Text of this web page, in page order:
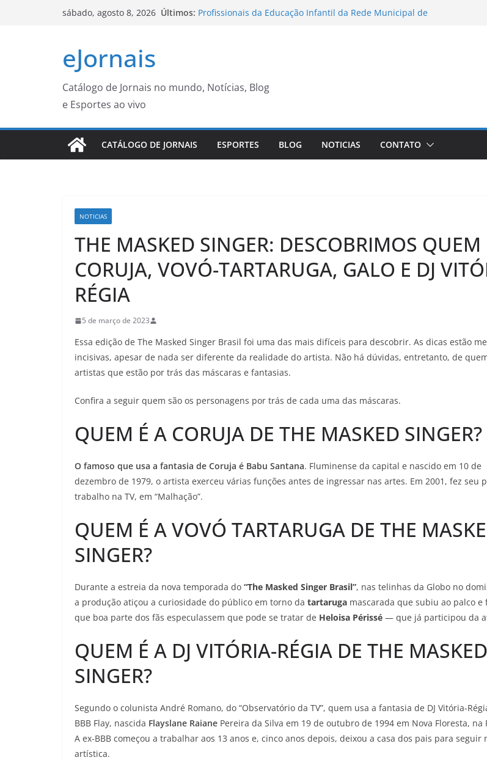
sábado, agosto 8, 2026 Últimos: Profissionais da Educação Infantil da Rede Municipal de
desentendimento no trânsito
paralímpica do Brasil
eJornais
Catálogo de Jornais no mundo, Notícias, Blog
e Esportes ao vivo
CATÁLOGO DE JORNAIS ESPORTES BLOG NOTICIAS CONTATO
NOTICIAS
THE MASKED SINGER: DESCOBRIMOS QUEM
CORUJA, VOVÓ-TARTARUGA, GALO E DJ
RÉGIA
5 de março de 2023
Essa edição de The Masked Singer Brasil foi uma das mais difíceis para descobrir. As dicas estão
incisivas, apesar de nada ser diferente da realidade do artista. Não há dúvidas, entretanto, de
artistas que estão por trás das máscaras e fantasias.
Confira a seguir quem são os personagens por trás de cada uma das máscaras.
QUEM É A CORUJA DE THE MASKED SINGER?
O famoso que usa a fantasia de Coruja é Babu Santana. Fluminense da capital e nascido em 10 de
dezembro de 1979, o artista exerceu várias funções antes de ingressar nas artes. Em 2001, fez seu
trabalho na TV, em “Malhação”.
QUEM É A VOVÓ TARTARUGA DE THE
SINGER?
Durante a estreia da nova temporada do “The Masked Singer Brasil”, nas telinhas da Globo no
a produção atiçou a curiosidade do público em torno da tartaruga mascarada que subiu ao palco e
que boa parte dos fãs especulassem que pode se tratar de Heloisa Périssé — que já participou da
QUEM É A DJ VITÓRIA-RÉGIA DE THE MASKED
SINGER?
Segundo o colunista André Romano, do “Observatório da TV”, quem usa a fantasia de DJ Vitória-
BBB Flay, nascida Flayslane Raiane Pereira da Silva em 19 de outubro de 1994 em Nova Floresta, na
A ex-BBB começou a trabalhar aos 13 anos e, cinco anos depois, deixou a casa dos pais para seguir
artística.